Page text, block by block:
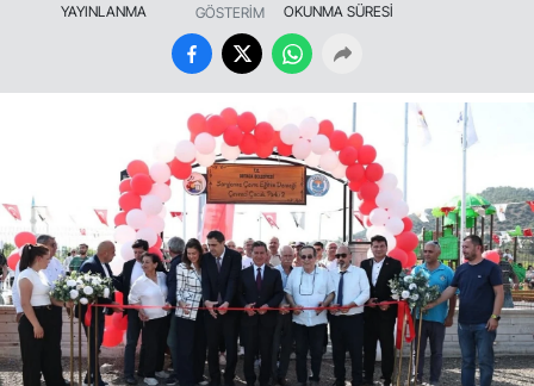
YAYINLANMA
GÖSTERİM
OKUNMA SÜRESİ